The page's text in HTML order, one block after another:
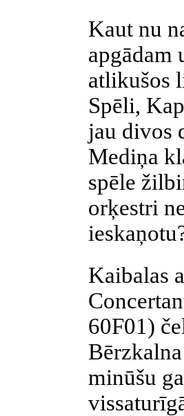
Kaut nu
apgādam
atlikušos
Spēli,
jau divos
Mediņa
spēle
orķestri
Kaibalas
60F01)
minūšu